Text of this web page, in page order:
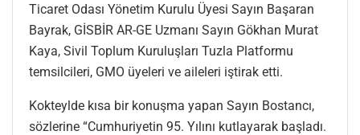
Ticaret Odası Yönetim Kurulu Üyesi Sayın Başaran
Bayrak, GİSBİR AR-GE Uzmanı Sayın Gökhan Murat
Kaya, Sivil Toplum Kuruluşları Tuzla Platformu
temsilcileri, GMO üyeleri ve aileleri iştirak etti.
Kokteylde kısa bir konuşma yapan Sayın Bostancı,
sözlerine “Cumhuriyetin 95. Yılını kutlayarak başladı.